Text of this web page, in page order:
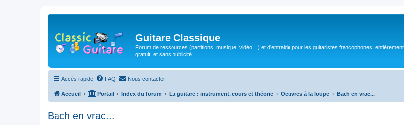
Guitare Classique
Forum de ressources (partitions, musique, vidéo…) et d'entraide pour les guitaristes francophones, entièrement
gratuit, et sans publicité.
Accès rapide FAQ Nous contacter
Accueil Portail Index du forum La guitare : instrument, cours et théorie Oeuvres à la loupe Bach en vrac...
Bach en vrac...